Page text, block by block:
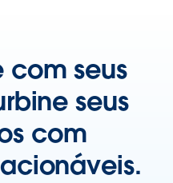
com seus
seus
com